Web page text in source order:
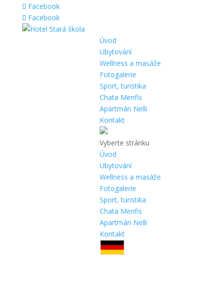
Facebook
Facebook
Úvod
Ubytování
Wellness a masáže
Fotogalerie
Sport, turistika
Chata Menfis
Apartmán Nelli
Kontakt
Vyberte stránku
Úvod
Ubytování
Wellness a masáže
Fotogalerie
Sport, turistika
Chata Menfis
Apartmán Nelli
Kontakt